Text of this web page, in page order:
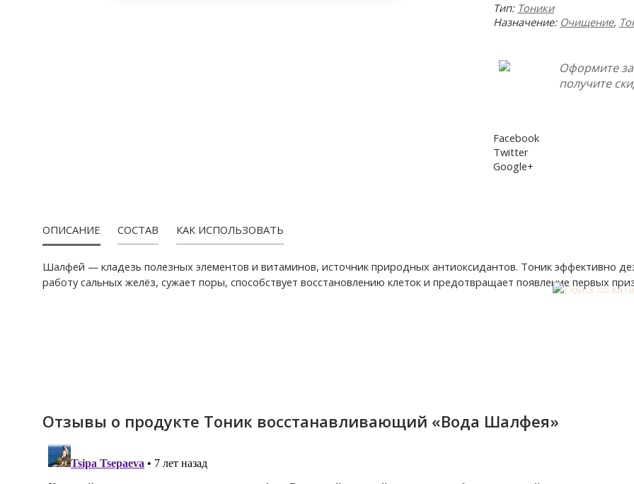
Тип: Тоники
Назначение: Очищение,
Оформите
получите
Facebook
Twitter
Google+
ОПИСАНИЕ СОСТАВ КАК ИСПОЛЬЗОВАТЬ
Шалфей — кладезь полезных элементов и витаминов, источник природных антиоксидантов. Тоник эффективно
работу сальных желёз, сужает поры, способствует восстановлению клеток и предотвращает появление первых
Отзывы о продукте Тоник восстанавливающий «Вода Шалфея»